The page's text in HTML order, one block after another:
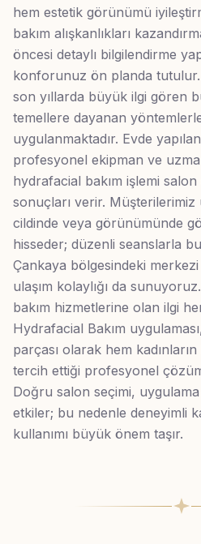
hem estetik görünümü
bakım alışkanlıkları
öncesi detaylı bilgilendirme
konforunuz ön planda
son yıllarda büyük ilgi gören
temellere dayanan
uygulanmaktadır. Evde
profesyonel ekipman ve
hydrafacial bakım işlemi
sonuçları verir. Müşterilerimiz
cildinde veya görünümünde
hisseder; düzenli seanslarla
Çankaya bölgesindeki
ulaşım kolaylığı da
bakım hizmetlerine olan ilgi
Hydrafacial Bakım
parçası olarak hem
tercih ettiği profesyonel
Doğru salon seçimi,
etkiler; bu nedenle deneyimli
kullanımı büyük önem taşır.